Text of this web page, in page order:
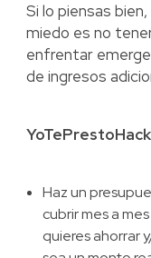
Si lo piensas
miedo es no
enfrentar
de ingresos
Haz un
cubrir mes a
quieres ahorrar